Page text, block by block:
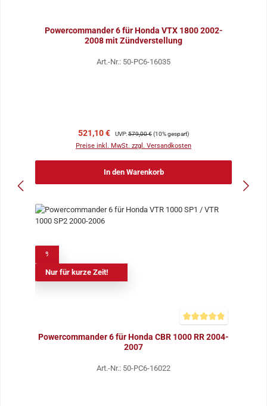
Powercommander 6 für Honda VTX 1800 2002-
2008 mit Zündverstellung
Art.-Nr.: 50-PC6-16035
Verkaufspreis:
521,10 € Regulärer Preis:
UVP:579,00 €(10% gespart)
Preise inkl. MwSt. zzgl. Versandkosten
In den Warenkorb
Nur für kurze Zeit!
Durchschnittliche
Powercommander 6 für Honda CBR 1000 RR 2004-
2007
Art.-Nr.: 50-PC6-16022